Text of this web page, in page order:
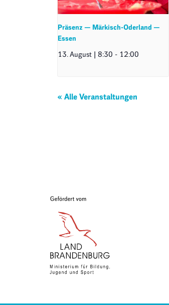
Präsenz — Märkisch-Oderland —
Essen
13. August | 8:30 - 12:00
« Alle Veranstaltungen